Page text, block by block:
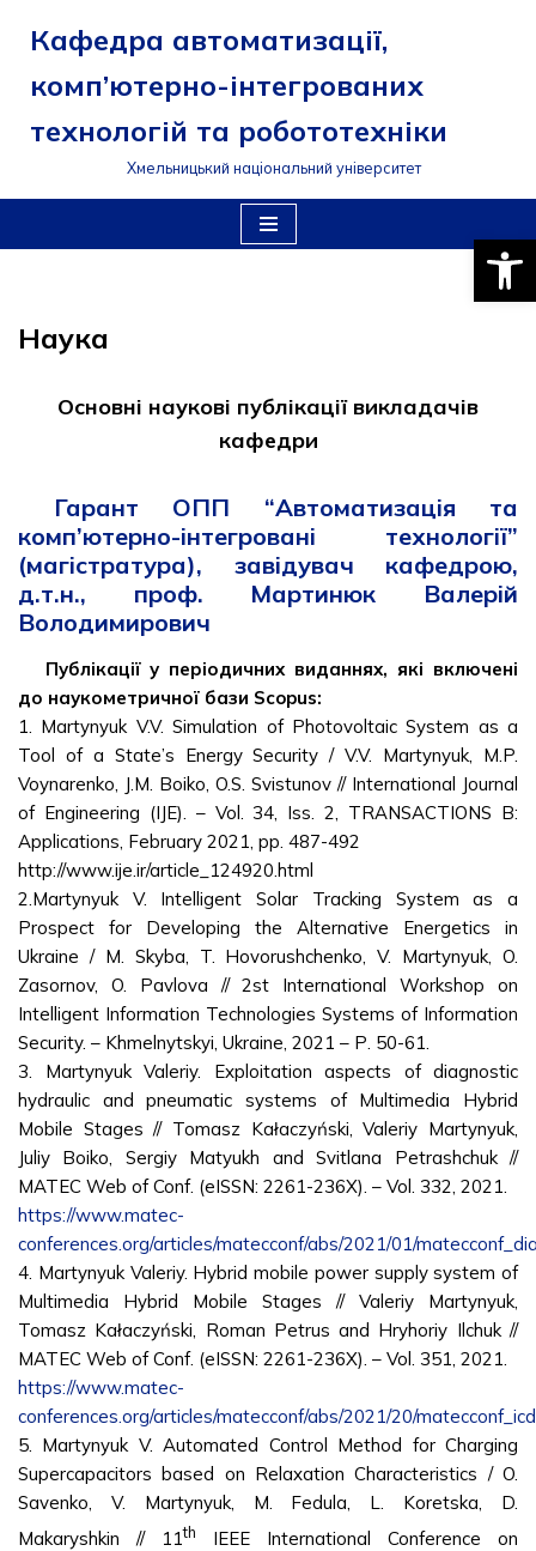
Перейти
до
вмісту
Кафедра автоматизації,
комп’ютерно-інтегрованих
технологій та робототехніки
Хмельницький національний університет
Наука
Основні наукові публікації викладачів
кафедри
Гарант ОПП “Автоматизація та
комп’ютерно-інтегровані технології”
(магістратура), завідувач кафедрою,
д.т.н., проф. Мартинюк Валерій
Володимирович
Публікації у періодичних виданнях, які включені
до наукометричної бази Scopus:
1. Martynyuk V.V. Simulation of Photovoltaic System as a
Tool of a State’s Energy Security / V.V. Martynyuk, M.P.
Voynarenko, J.M. Boiko, O.S. Svistunov // International Journal
of Engineering (IJE). – Vol. 34, Iss. 2, TRANSACTIONS B:
Applications, February 2021, pp. 487-492
http://www.ije.ir/article_124920.html
2.Martynyuk V. Intelligent Solar Tracking System as a
Prospect for Developing the Alternative Energetics in
Ukraine / M. Skyba, T. Hovorushchenko, V. Martynyuk, O.
Zasornov, O. Pavlova // 2st International Workshop on
Intelligent Information Technologies Systems of Information
Security. – Khmelnytskyi, Ukraine, 2021 – Р. 50-61.
3. Martynyuk Valeriy. Exploitation aspects of diagnostic
hydraulic and pneumatic systems of Multimedia Hybrid
Mobile Stages // Tomasz Kałaczyński, Valeriy Martynyuk,
Juliy Boiko, Sergiy Matyukh and Svitlana Petrashchuk //
MATEC Web of Conf. (eISSN: 2261-236X). – Vol. 332, 2021.
https://www.matec-
conferences.org/articles/matecconf/abs/2021/01/
4. Martynyuk Valeriy. Hybrid mobile power supply system of
Multimedia Hybrid Mobile Stages // Valeriy Martynyuk,
Tomasz Kałaczyński, Roman Petrus and Hryhoriy Ilchuk //
MATEC Web of Conf. (eISSN: 2261-236X). – Vol. 351, 2021.
https://www.matec-
conferences.org/articles/matecconf/abs/2021/20/
5. Martynyuk V. Automated Control Method for Charging
Supercapacitors based on Relaxation Characteristics / O.
Savenko, V. Martynyuk, M. Fedula, L. Koretska, D.
Makaryshkin // 11th
IEEE International Conference on